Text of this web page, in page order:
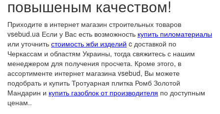
повышеным качеством!
Приходите в интернет магазин строительных товаров
vsebud.ua Если у Вас есть возможность купить пиломатериалы
или уточнить стоимость жби изделий c доставкой по
Черкассам и областям Украины, тогда свяжитесь с нашим
менеджером для получения просчета. Кроме этого, в
ассортименте интернет магазина vsebud, Вы можете
подобрать и купить Тротуарная плитка Ромб Золотой
Мандарин и купить газоблок от производителя по доступным
ценам..